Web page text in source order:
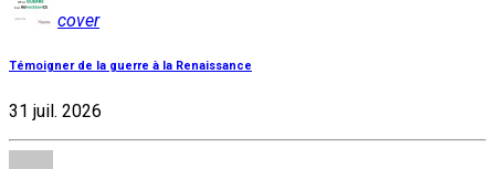
cover
Témoigner de la guerre à la Renaissance
31 juil. 2026